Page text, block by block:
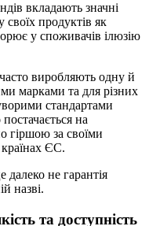
вкладають значні
продуктів як
у споживачів ілюзію
виробляють одну й
марками та для різних
стандартами
на
гіршою за своїми
ЄС.
не гарантія
назві.
та доступність